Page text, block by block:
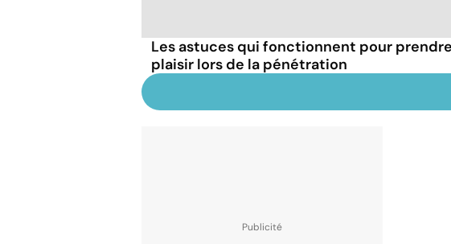
Les astuces qui fonctionnent pour
plaisir lors de la pénétration